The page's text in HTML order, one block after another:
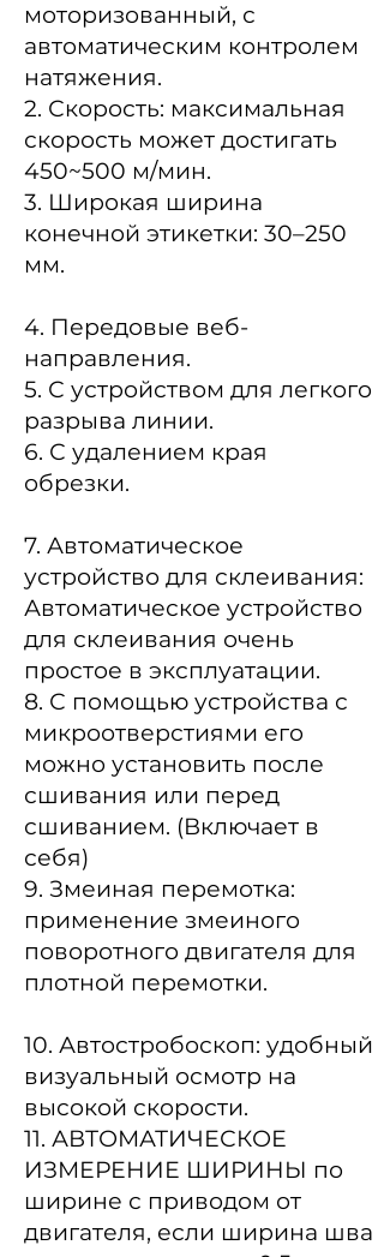
моторизованный, с
автоматическим контролем
натяжения.
2. Скорость: максимальная
скорость может достигать
450~500 м/мин.
3. Широкая ширина
конечной этикетки: 30–250
мм.
4. Передовые веб-
направления.
5. С устройством для легкого
разрыва линии.
6. С удалением края
обрезки.
7. Автоматическое
устройство для склеивания:
Автоматическое устройство
для склеивания очень
простое в эксплуатации.
8. С помощью устройства с
микроотверстиями его
можно установить после
сшивания или перед
сшиванием. (Включает в
себя)
9. Змеиная перемотка:
применение змеиного
поворотного двигателя для
плотной перемотки.
10. Автостробоскоп: удобный
визуальный осмотр на
высокой скорости.
11. АВТОМАТИЧЕСКОЕ
ИЗМЕРЕНИЕ ШИРИНЫ по
ширине с приводом от
двигателя, если ширина шва